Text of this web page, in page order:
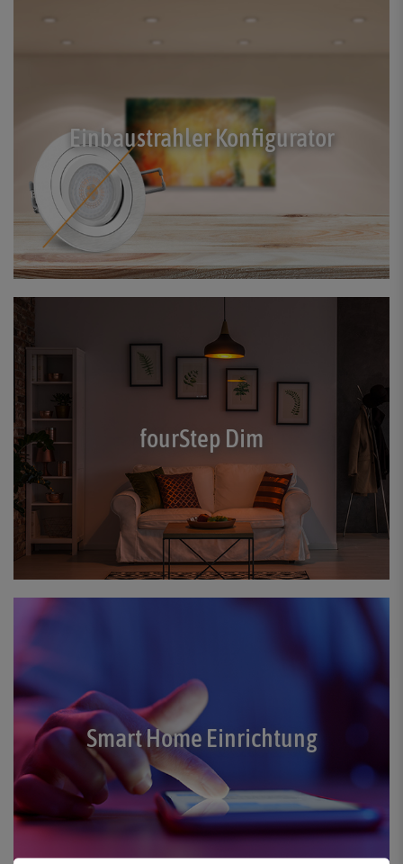
Einbaustrahler Konfigurator
fourStep Dim
Smart Home Einrichtung